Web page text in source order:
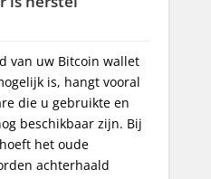
na verlies of
Trezor wallet repareren